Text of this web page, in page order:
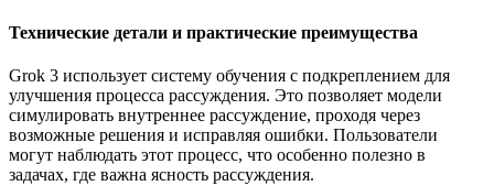
Технические детали и практические преимущества
Grok 3 использует систему обучения с подкреплением для
улучшения процесса рассуждения. Это позволяет модели
симулировать внутреннее рассуждение, проходя через
возможные решения и исправляя ошибки. Пользователи
могут наблюдать этот процесс, что особенно полезно в
задачах, где важна ясность рассуждения.